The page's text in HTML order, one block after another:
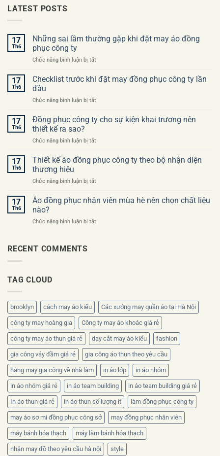
LATEST POSTS
17
Th6
Những sai lầm thường gặp khi đặt may áo đồng
phục công ty
Chức năng bình luận bị tắt
sai
lầm
gặp
đặt
đồng
công
17
Th6
Checklist trước khi đặt may đồng phục công ty lần
đầu
Chức năng bình luận bị tắt
trước
may
phục
lần
17
Th6
Đồng phục công ty cho sự kiện khai trương nên
thiết kế ra sao?
Chức năng bình luận bị tắt
phục
công
cho
kiện
nên
17
Th6
Thiết kế áo đồng phục công ty theo bộ nhận diện
thương hiệu
Chức năng bình luận bị tắt
kế
phục
17
Th6
Áo đồng phục nhân viên mùa hè nên chọn chất liệu
nào?
Chức năng bình luận bị tắt
chất
liệu
nào?
RECENT COMMENTS
TAG CLOUD
brooklyn cách may áo kiểu Các xưởng may quần áo tại Hà Nội
công ty may hoàng gia Công ty may áo khoác giá rẻ
công ty may áo thun giá rẻ dạy cắt may áo kiểu fashion
gia công váy đầm giá rẻ gia công áo thun theo yêu cầu
hàng may gia công về nhà làm in áo lớp in áo nhóm
in áo nhóm giá rẻ in áo team building in áo team building giá rẻ
In áo thun giá rẻ in áo thun số lượng ít làm đồng phục công ty
may áo sơ mi đồng phục công sở may đồng phục nhân viên
máy bánh hóa thạch máy làm bánh hóa thạch
nhận may đồ theo yêu cầu hà nội style